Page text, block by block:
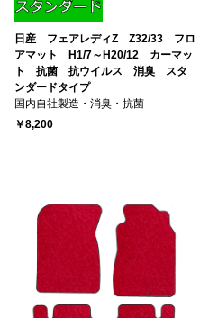
日産 フェアレディZ Z32/33 フロ
アマット H1/7～H20/12 カーマッ
ト 抗菌 抗ウイルス 消臭 スタ
ンダードタイプ
国内自社製造・消臭・抗菌
￥8,200